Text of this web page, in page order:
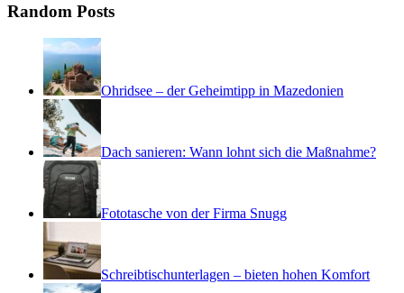
Random Posts
Ohridsee – der Geheimtipp in Mazedonien
Dach sanieren: Wann lohnt sich die Maßnahme?
Fototasche von der Firma Snugg
Schreibtischunterlagen – bieten hohen Komfort